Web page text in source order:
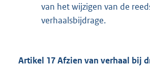
van het wijzigen van de
verhaalsbijdrage.
Artikel 17 Afzien van verhaal bij